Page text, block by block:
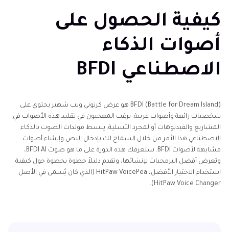
كيفية الحصول على
أصوات الذكاء
الاصطناعي BFDI
BFDI (Battle for Dream Island) هو عرض كرتوني ويب شهير يحتوي على
شخصيات رائعة وأصوات غريبة. يرغب المعجبون في تقليد هذه الأصوات في
المشاريع والفيديوهات أو لمجرد التسلية. يبسط مولدات الصوت بالذكاء
الاصطناعي هذا الأمر من خلال السماح لك بإدخال النص وإنشاء أصوات
مشابهة لأصوات BFDI. ستعرفك هذه الدورة على ما هو صوت BFDI AI،
وتعرض أفضل البرمجيات لإنشائها، وتقدم دليلاً خطوة بخطوة حول كيفية
استخدام الاختيار الأفضل، HitPaw VoicePea (الذي كان يُسمى في الأصل
HitPaw Voice Changer).